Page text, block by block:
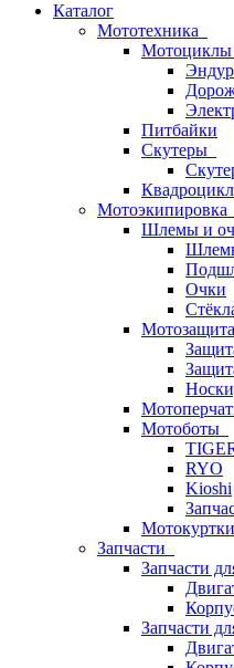
Каталог
Мототехника
Мотоциклы
Питбайки
Скутеры
Мотоэкипировка
Шлемы и
Очки
Мотозащита
Мотоботы
RYO
Kioshi
Запчасти
Запчасти
Запчасти